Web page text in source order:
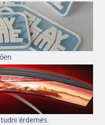
érdemes